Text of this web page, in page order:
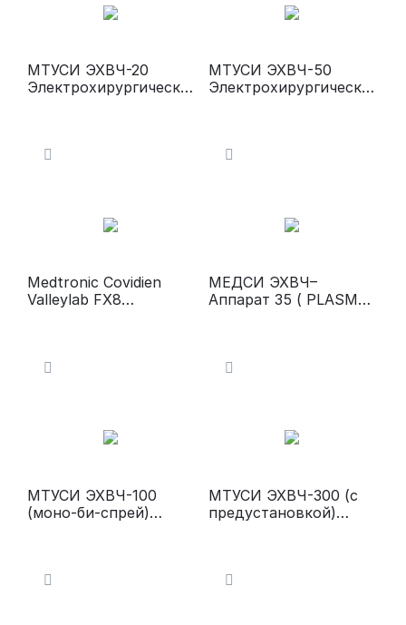
МТУСИ ЭХВЧ-20
Электрохирургически
МТУСИ ЭХВЧ-50
Электрохирургически
Medtronic Covidien
Valleylab FX8
МЕДСИ ЭХВЧ–
Аппарат 35 ( PLASMA
МТУСИ ЭХВЧ-100
(моно-би-спрей)
МТУСИ ЭХВЧ-300 (с
предустановкой)